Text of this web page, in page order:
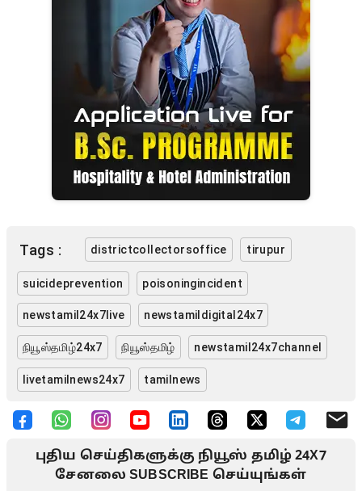
Tags : districtcollectorsoffice tirupur
suicideprevention poisoningincident
newstamil24x7live newstamildigital24x7
நியூஸ்தமிழ்24x7 நியூஸ்தமிழ் newstamil24x7channel
livetamilnews24x7 tamilnews
புதிய செய்திகளுக்கு நியூஸ் தமிழ் 24X7
சேனலை SUBSCRIBE செய்யுங்கள்